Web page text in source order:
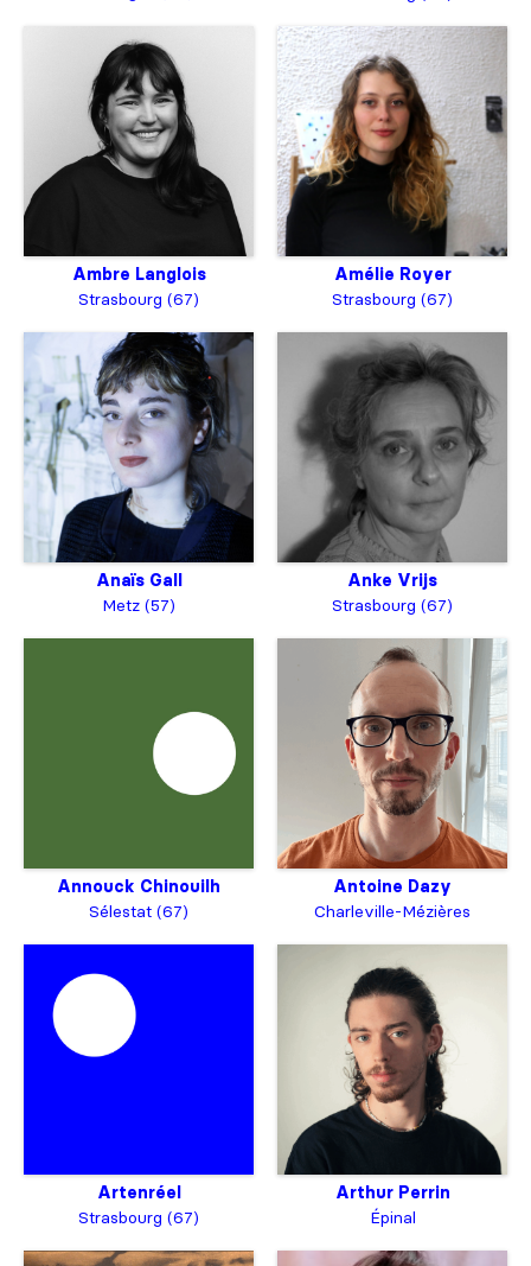
Ambre Langlois
Strasbourg (67)
Amélie Royer
Strasbourg (67)
Anaïs Gall
Metz (57)
Anke Vrijs
Strasbourg (67)
Annouck Chinouilh
Sélestat (67)
Antoine Dazy
Charleville-Mézières
Artenréel
Strasbourg (67)
Arthur Perrin
Épinal